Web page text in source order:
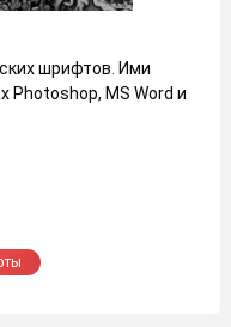
шрифтов. Ими
Photoshop, MS Word и